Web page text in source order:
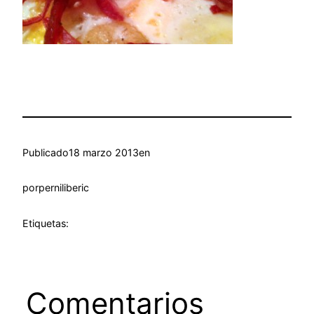
Publicado18 marzo 2013en
porperniliberic
Etiquetas:
Comentarios